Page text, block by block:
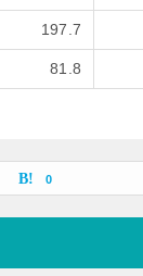
197.7
81.8
0